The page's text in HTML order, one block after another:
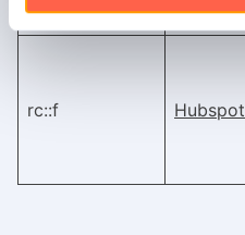
rc::f Hubspot